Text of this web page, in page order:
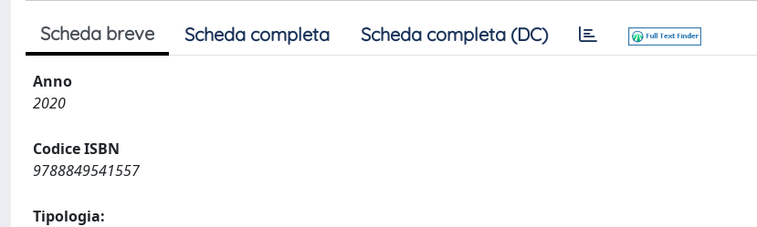
Scheda breve Scheda completa Scheda completa (DC)
Anno
2020
Codice ISBN
9788849541557
Tipologia: